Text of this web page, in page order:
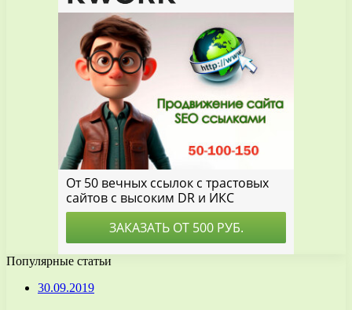
Популярные статьи
30.09.2019